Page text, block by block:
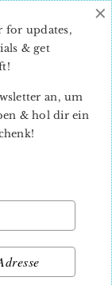
for updates,
& get
!
an, um
& hol dir ein
×